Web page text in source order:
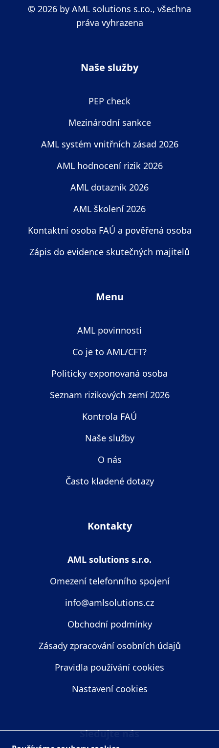
© 2026 by AML solutions s.r.o., všechna
práva vyhrazena
Naše služby
PEP check
Mezinárodní sankce
AML systém vnitřních zásad 2026
AML hodnocení rizik 2026
AML dotazník 2026
AML školení 2026
Kontaktní osoba FAÚ a pověřená osoba
Zápis do evidence skutečných majitelů
Menu
AML povinnosti
Co je to AML/CFT?
Politicky exponovaná osoba
Seznam rizikových zemí 2026
Kontrola FAÚ
Naše služby
O nás
Často kladené dotazy
Kontakty
AML solutions s.r.o.
Omezení telefonního spojení
info@amlsolutions.cz
Obchodní podmínky
Zásady zpracování osobních údajů
Pravidla používání cookies
Nastavení cookies
Sledujte nás